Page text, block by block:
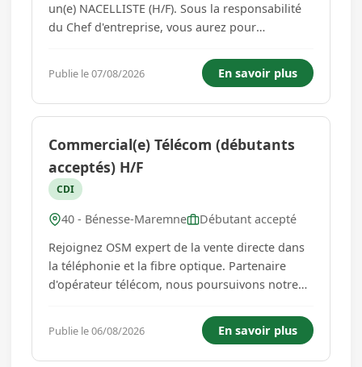
un(e) NACELLISTE (H/F). Sous la responsabilité
du Chef d'entreprise, vous aurez pour
grande hauteur (40 mètres et 57 mètres) -
Réaliser des travaux d'installation et de
manutention en hauteur - Pro...
Publie le 07/08/2026 En savoir plus
Commercial(e) Télécom (débutants
acceptés) H/F
CDI
40 - Bénesse-Maremne
Débutant accepté
Rejoignez OSM expert de la vente directe dans
la téléphonie et la fibre optique. Partenaire
d'opérateur télécom, nous poursuivons notre
croissance, grâce au plan France très haut débit
qui consiste à faire bénéficier les prospects de
la fibre opti...
Publie le 06/08/2026 En savoir plus